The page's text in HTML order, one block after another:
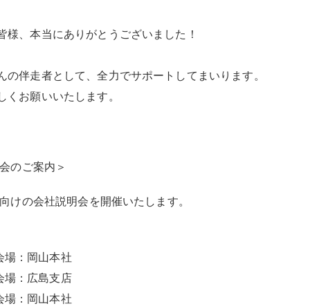
、本当にありがとうございました！
の伴走者として、全力でサポートしてまいります。
お願いいたします。
のご案内＞
けの会社説明会を開催いたします。
：岡山本社
：広島支店
：岡山本社